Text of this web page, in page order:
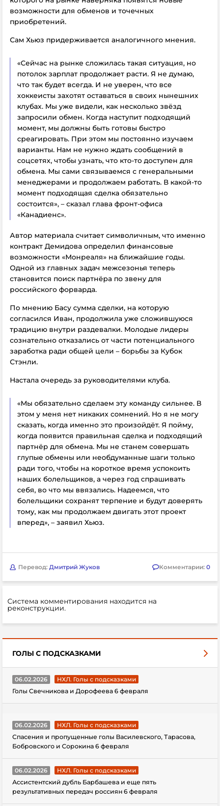
возможности для обменов и точечных
приобретений.
Сам Хьюз придерживается аналогичного мнения.
«Сейчас на рынке сложилась такая ситуация, но
потолок зарплат продолжает расти. Я не думаю,
что так будет всегда. И не уверен, что все
хоккеисты захотят оставаться в своих нынешних
клубах. Мы уже видели, как несколько звёзд
запросили обмен. Когда наступит подходящий
момент, мы должны быть готовы быстро
среагировать. При этом мы постоянно изучаем
варианты. Нам не нужно ждать сообщений в
соцсетях, чтобы узнать, что кто-то доступен для
обмена. Мы сами связываемся с генеральными
менеджерами и продолжаем работать. В какой-то
момент подходящая сделка обязательно
состоится», – сказал глава фронт-офиса
«Канадиенс».
Автор материала считает символичным, что именно
контракт Демидова определил финансовые
возможности «Монреаля» на ближайшие годы.
Одной из главных задач межсезонья теперь
становится поиск партнёра по звену для
российского форварда.
По мнению Басу сумма сделки, на которую
согласился Иван, продолжила уже сложившуюся
традицию внутри раздевалки. Молодые лидеры
сознательно отказались от части потенциального
заработка ради общей цели – борьбы за Кубок
Стэнли.
Настала очередь за руководителями клуба.
«Мы обязательно сделаем эту команду сильнее. В
этом у меня нет никаких сомнений. Но я не могу
сказать, когда именно это произойдёт. Я пойму,
когда появится правильная сделка и подходящий
партнёр для обмена. Мы не станем совершать
глупые обмены или необдуманные шаги только
ради того, чтобы на короткое время успокоить
наших болельщиков, а через год спрашивать
себя, во что мы ввязались. Надеемся, что
болельщики сохранят терпение и будут доверять
тому, как мы продолжаем двигать этот проект
вперед», – заявил Хьюз.
Перевод: Дмитрий Жуков Комментарии: 0
Система комментирования находится на
реконструкции.
ГОЛЫ С ПОДСКАЗКАМИ
06.02.2026
НХЛ. Голы с подсказками
Голы Свечникова и Дорофеева 6 февраля
06.02.2026
НХЛ. Голы с подсказками
Спасения и пропущенные голы Василевского, Тарасова,
Бобровского и Сорокина 6 февраля
06.02.2026
НХЛ. Голы с подсказками
Ассистентский дубль Барбашева и еще пять
результативных передач россиян 6 февраля